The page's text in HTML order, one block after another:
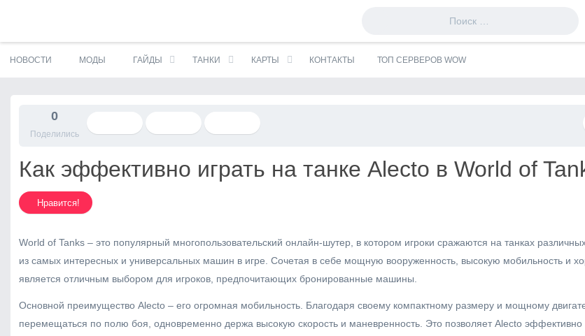
НОВОСТИ МОДЫ ГАЙДЫ ТАНКИ КАРТЫ КОНТАКТЫ ТОП СЕРВЕРОВ WOW
0
Поделились
Как эффективно играть на танке Alecto в World of
Нравится!
World of Tanks – это популярный многопользовательский онлайн-шутер, в котором игроки сражаются на танках
из самых интересных и универсальных машин в игре. Сочетая в себе мощную вооруженность, высокую мобильность и
является отличным выбором для игроков, предпочитающих бронированные машины.
Основной преимущество Alecto – его огромная мобильность. Благодаря своему компактному размеру и мощному
перемещаться по полю боя, одновременно держа высокую скорость и маневренность. Это позволяет Alecto эффективно